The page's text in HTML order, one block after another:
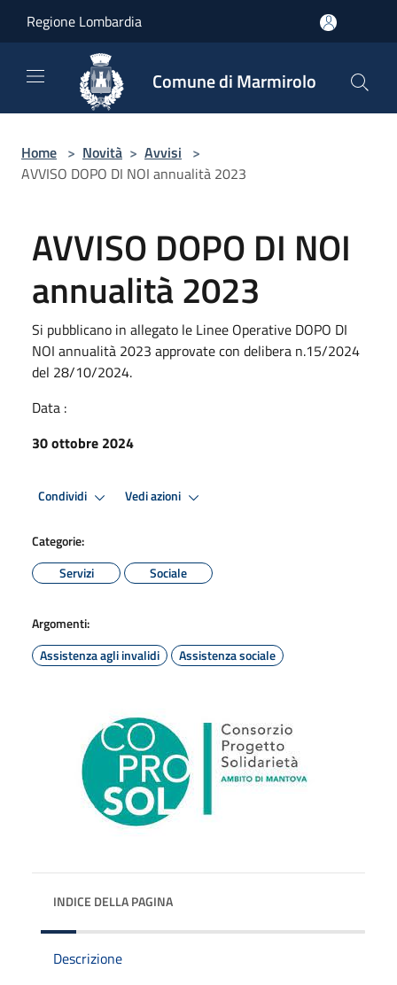
Regione Lombardia
Comune di Marmirolo
Home > Novità > Avvisi >
AVVISO DOPO DI NOI annualità 2023
AVVISO DOPO DI NOI
annualità 2023
Si pubblicano in allegato le Linee Operative DOPO DI
NOI annualità 2023 approvate con delibera n.15/2024
del 28/10/2024.
Data :
30 ottobre 2024
Condividi Vedi azioni
Categorie:
Servizi
Sociale
Argomenti:
Assistenza agli invalidi
Assistenza sociale
INDICE DELLA PAGINA
Descrizione